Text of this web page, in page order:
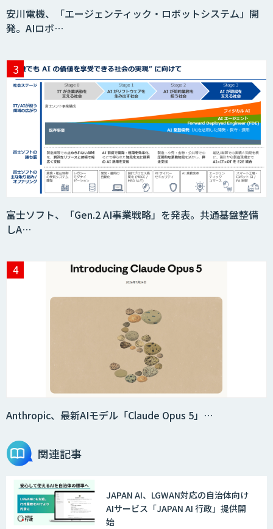
安川電機、「エージェンティック・ロボットシステム」開
発。AIロボ…
富士ソフト、「Gen.2 AI事業戦略」を発表。共通基盤整備
しA…
Anthropic、最新AIモデル「Claude Opus 5」…
関連記事
JAPAN AI、LGWAN対応の自治体向け
AIサービス「JAPAN AI 行政」提供開
始